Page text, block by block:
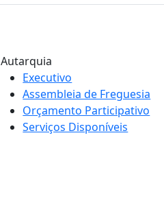
Autarquia
Executivo
Assembleia de Freguesia
Orçamento Participativo
Serviços Disponíveis